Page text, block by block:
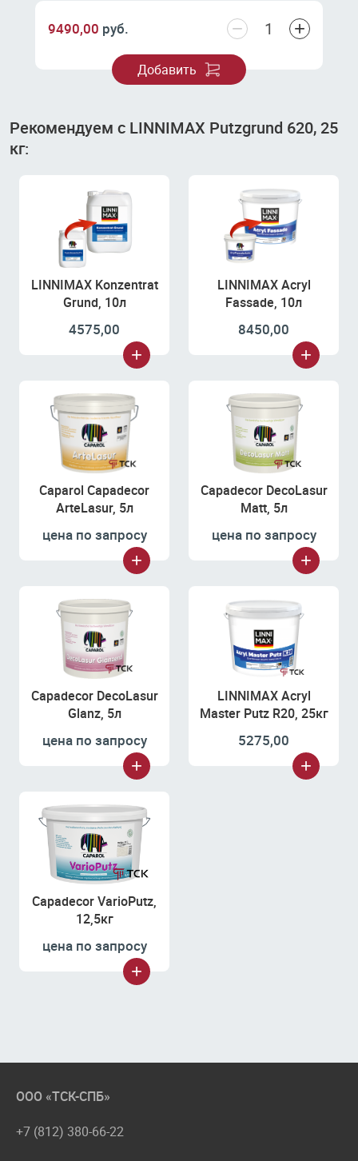
9490,00 руб. − +
Добавить
Рекомендуем с LINNIMAX Putzgrund 620, 25
кг:
LINNIMAX Konzentrat
Grund, 10л
4575,00
LINNIMAX Acryl
Fassade, 10л
8450,00
Caparol Capadecor
ArteLasur, 5л
цена по запросу
Capadecor DecoLasur
Matt, 5л
цена по запросу
Capadecor DecoLasur
Glanz, 5л
цена по запросу
LINNIMAX Acryl
Master Putz R20, 25кг
5275,00
Capadecor VarioPutz,
12,5кг
цена по запросу
ООО «ТСК-СПБ»
+7 (812) 380-66-22